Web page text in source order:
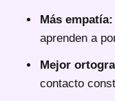
Más empatía:
aprenden a
Mejor
contacto